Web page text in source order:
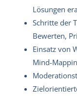
Lösungen
Schritte der
Bewerten,
Einsatz von
Mind-